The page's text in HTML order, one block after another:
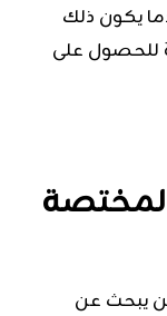
ذلك
على